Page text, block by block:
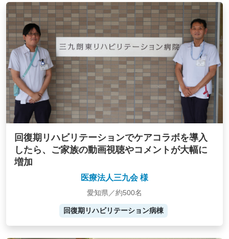
回復期リハビリテーションでケアコラボを導入
したら、ご家族の動画視聴やコメントが大幅に
増加
医療法人三九会 様
愛知県／約500名
回復期リハビリテーション病棟